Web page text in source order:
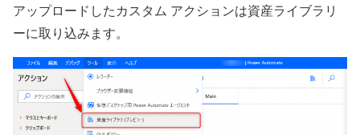
アップロードしたカスタム アクションは資産ライブラリ
ーに取り込みます。